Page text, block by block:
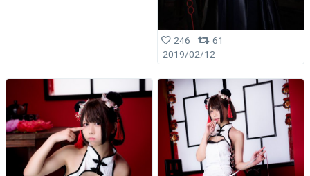
246
61
2019/02/12